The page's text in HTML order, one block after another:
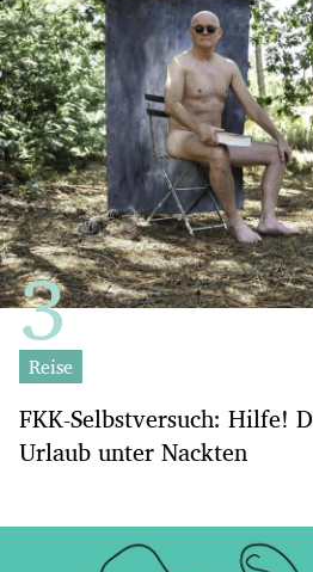
Reise
FKK-Selbstversuch: Hilfe!
Urlaub unter Nackten